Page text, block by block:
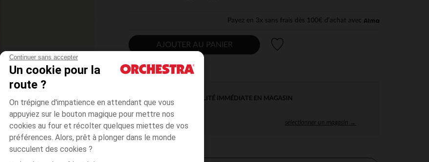
Continuer sans accepter
Un cookie pour la
route ?
On trépigne d'impatience en attendant que vous
appuyiez sur le bouton magique pour mettre nos
cookies au four et récolter quelques miettes de vos
préférences. Alors, prêt à plonger dans le monde
succulent des cookies ?
Payez en 3x sans frais dès 100€ d'achat avec
AJOUTER AU PANIER
DISPONIBILITÉ IMMÉDIATE EN MAGASIN
sélectionner un magasin →